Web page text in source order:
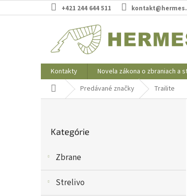
na
+421 244 644 511
Kontakty Novela zákona o zbraniach a
DomovPredávané značky Trailite
a
kategórie
Kategórie
Zbrane
Strelivo